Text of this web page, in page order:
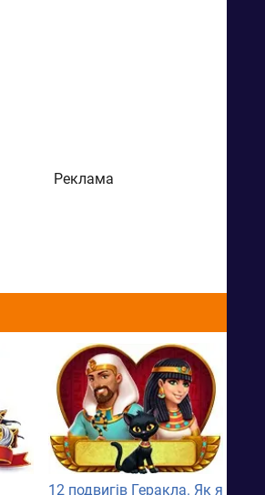
Реклама
12 подвигів Геракла. Як я